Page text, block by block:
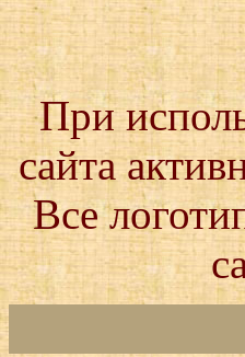
При
сайта
Все